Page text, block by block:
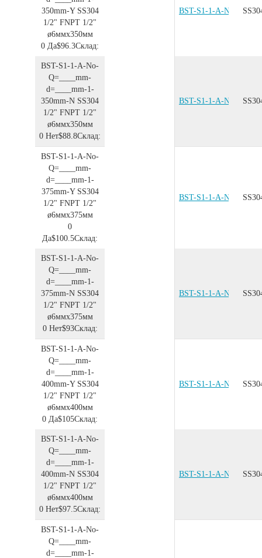
350mm-YSS304
1/2" FNPT 1/2"
ø6ммx350мм
0 Да$96.3Склад:
BST-S1-1-A-No-
BST-S1-1-A-No-
Q=____mm-
d=____mm-1-
350mm-N SS304
1/2" FNPT 1/2"
ø6ммx350мм
0 Нет$88.8Склад:
BST-S1-1-A-No-
BST-S1-1-A-No-
Q=____mm-
d=____mm-1-
375mm-YSS304
1/2" FNPT 1/2"
ø6ммx375мм
0
Да$100.5Склад:
BST-S1-1-A-No-
BST-S1-1-A-No-
Q=____mm-
d=____mm-1-
375mm-N SS304
1/2" FNPT 1/2"
ø6ммx375мм
0Нет$93Склад:
BST-S1-1-A-No-
BST-S1-1-A-No-
Q=____mm-
d=____mm-1-
400mm-YSS304
1/2" FNPT 1/2"
ø6ммx400мм
0 Да$105Склад:
BST-S1-1-A-No-
BST-S1-1-A-No-
Q=____mm-
d=____mm-1-
400mm-N SS304
1/2" FNPT 1/2"
ø6ммx400мм
0 Нет$97.5Склад:
BST-S1-1-A-No-
BST-S1-1-A-No-
Q=____mm-
d=____mm-1-